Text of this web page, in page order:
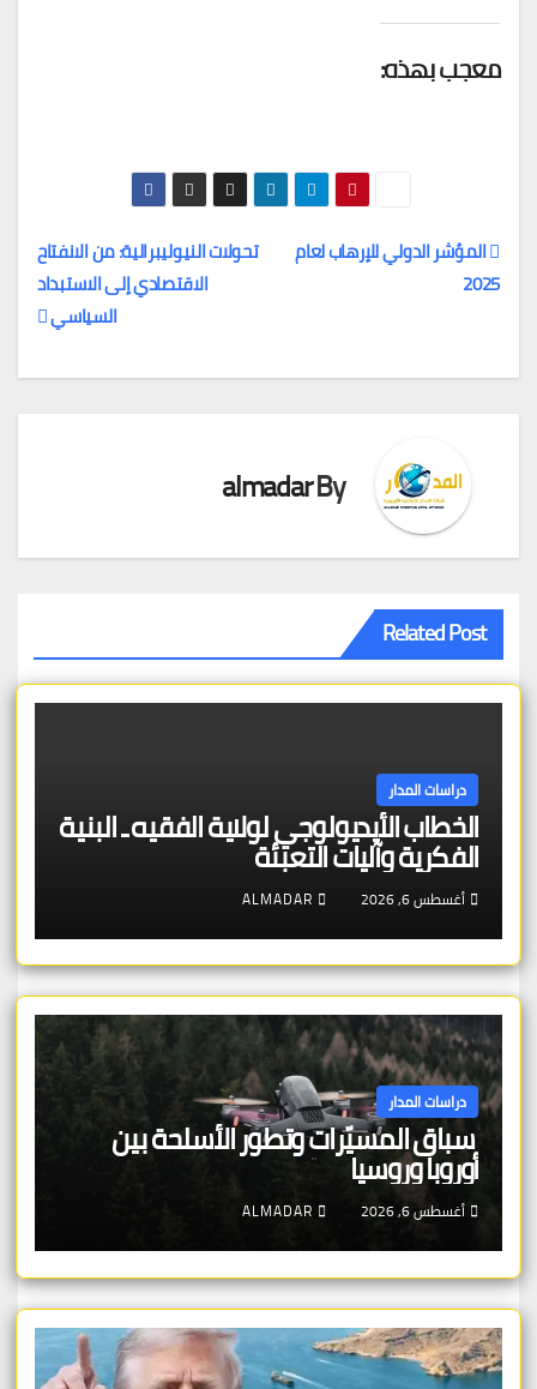
معجب بهذه:
تصفّح
تحولات النيوليبرالية: من الانفتاح
الاقتصادي إلى الاستبداد
السياسي
المؤشر الدولي للإرهاب لعام
2025
By
almadar
Related Post
دراسات المدار
الخطاب الأيديولوجي لولاية الفقيه ـ البنية
الفكرية وآليات التعبئة
أغسطس 6, 2026 ALMADAR
دراسات المدار
سباق المسيّرات وتطور الأسلحة بين
أوروبا وروسيا
أغسطس 6, 2026 ALMADAR